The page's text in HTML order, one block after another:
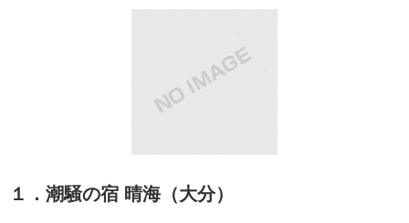
１．潮騒の宿 晴海（大分）